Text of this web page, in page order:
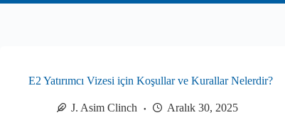
E2 Yatırımcı Vizesi için Koşullar ve Kurallar Nelerdir?
J. Asim Clinch Aralık 30, 2025